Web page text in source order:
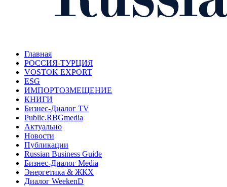
Главная
РОССИЯ-ТУРЦИЯ
VOSTOK EXPORT
ESG
ИМПОРТОЗМЕЩЕНИЕ
КНИГИ
Бизнес-Диалог TV
Public.RBGmedia
Актуально
Новости
Публикации
Russian Business Guide
Бизнес-Диалог Media
Энергетика & ЖКХ
Диалог WeekenD